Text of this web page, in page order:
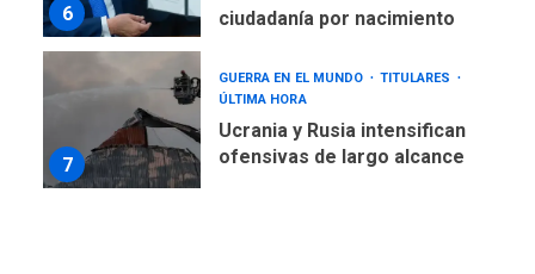
6 ciudadanía por nacimiento
7
GUERRA EN EL MUNDO
TITULARES
ÚLTIMA HORA
Ucrania y Rusia intensifican
ofensivas de largo alcance